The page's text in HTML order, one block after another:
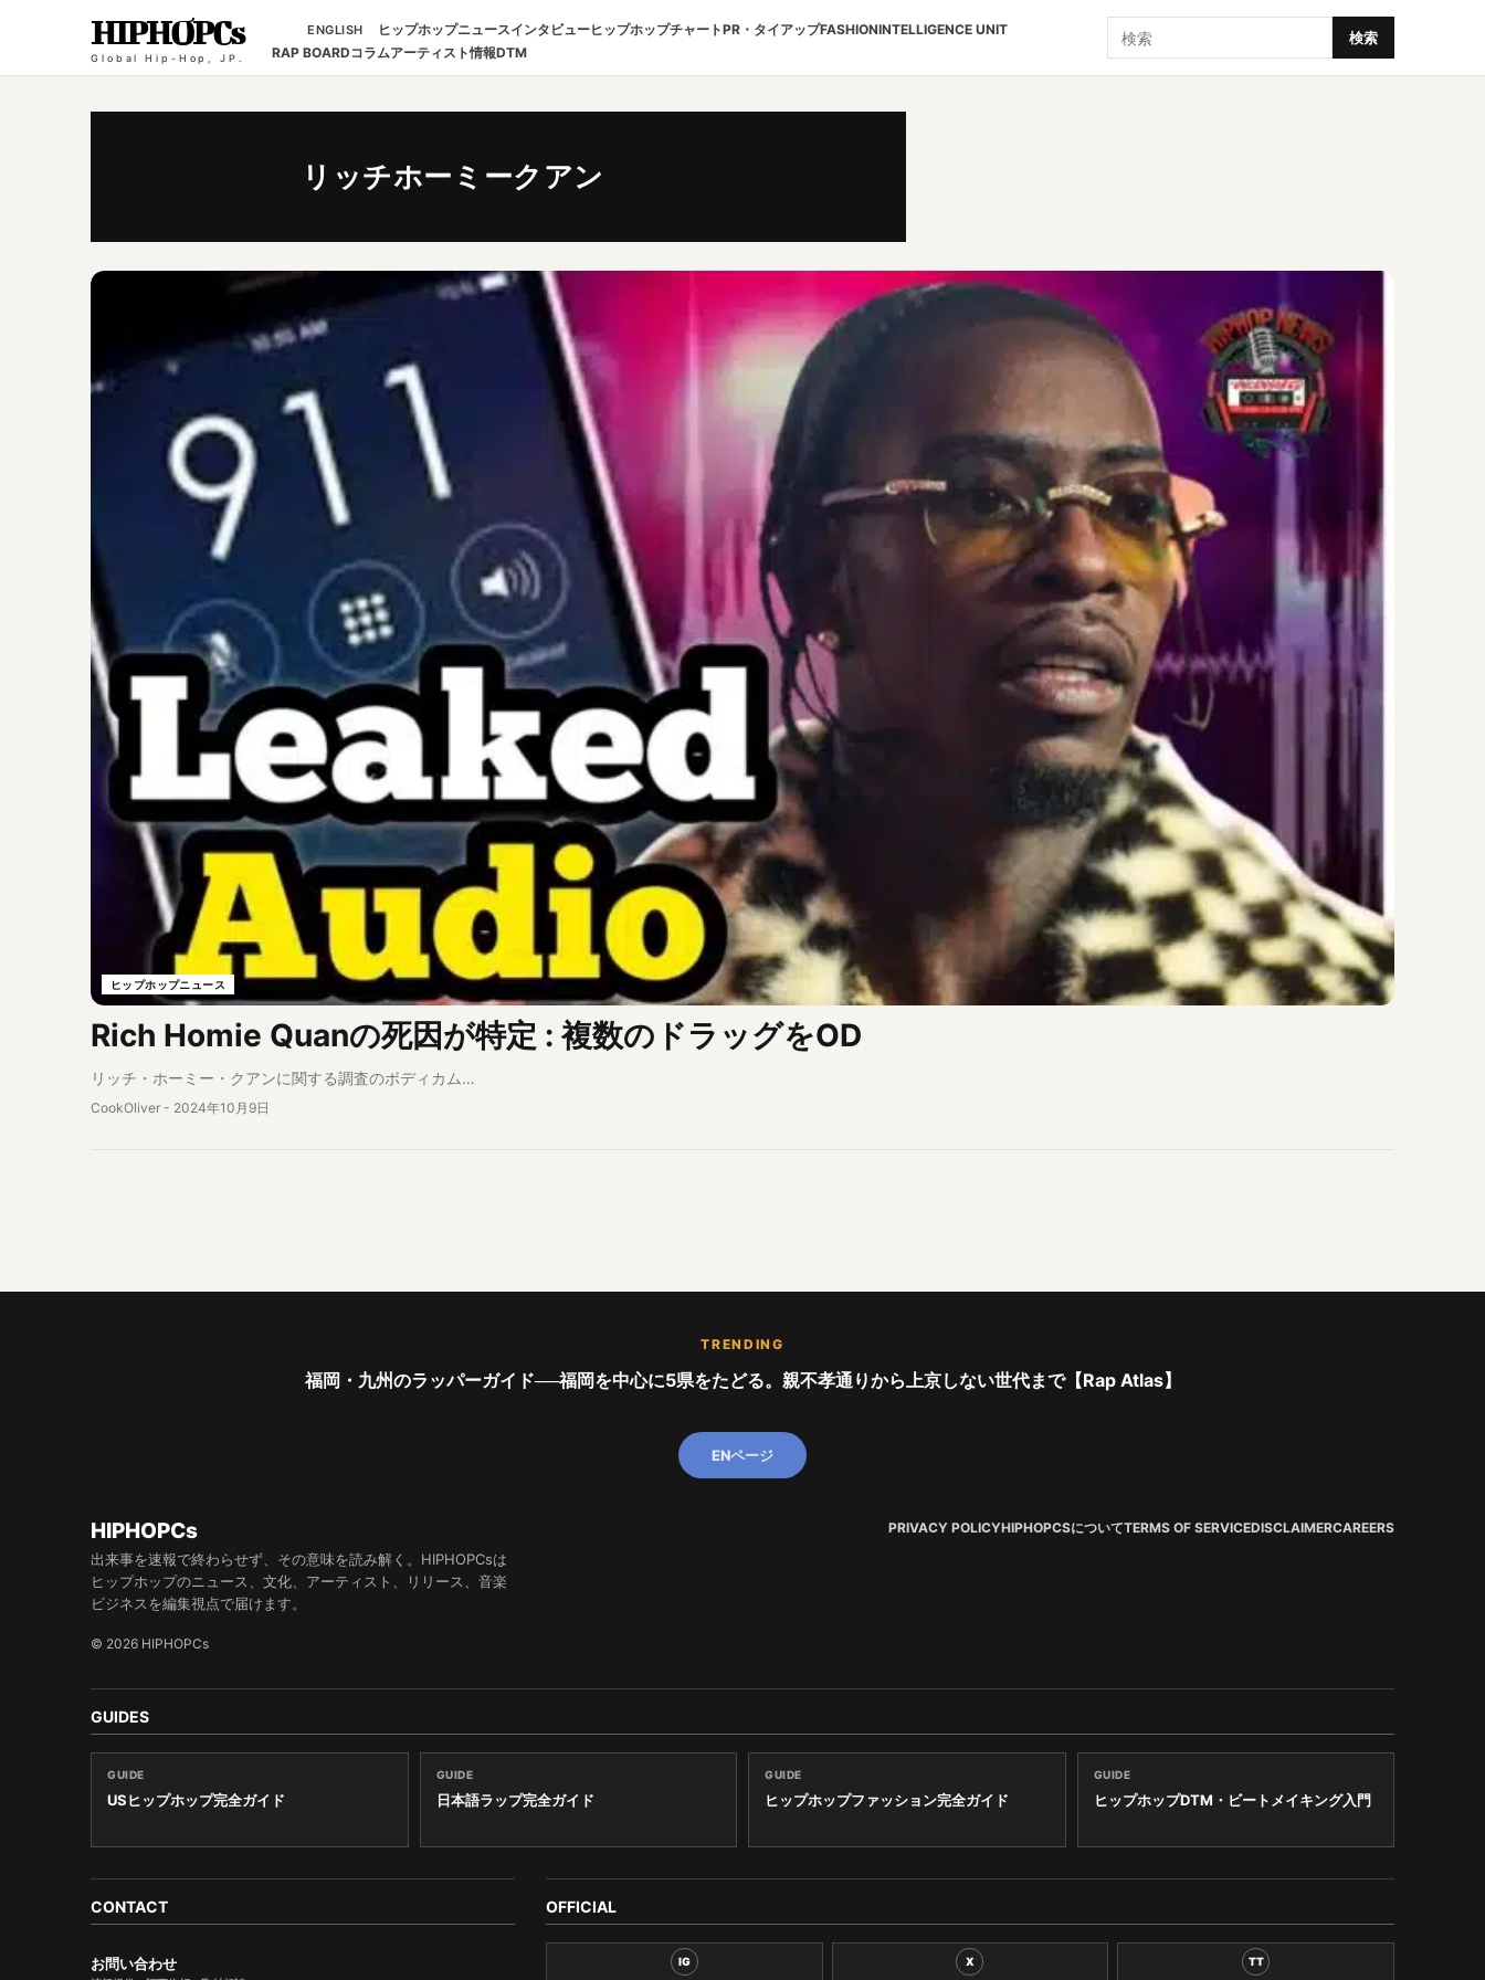
HIPHOPCs
Global Hip-Hop, JP.
ENGLISH ヒップホップニュースインタビューヒップホップチャートPR・タイアップFASHIONINTELLIGENCE UNIT
RAP BOARDコラムアーティスト情報DTM
検索 検索
リッチホーミークアン
ヒップホップニュース
Rich Homie Quanの死因が特定 : 複数のドラッグをOD
リッチ・ホーミー・クアンに関する調査のボディカム…
CookOliver - 2024年10月9日
TRENDING
福岡・九州のラッパーガイド──福岡を中心に5県をたどる。親不孝通りから上京しない世代まで【Rap Atlas】
ENページ
HIPHOPCs
出来事を速報で終わらせず、その意味を読み解く。HIPHOPCsは
ヒップホップのニュース、文化、アーティスト、リリース、音楽
ビジネスを編集視点で届けます。
© 2026 HIPHOPCs
PRIVACY POLICYHIPHOPCSについてTERMS OF SERVICEDISCLAIMERCAREERS
GUIDES
GUIDE
USヒップホップ完全ガイド
GUIDE
日本語ラップ完全ガイド
GUIDE
ヒップホップファッション完全ガイド
GUIDE
ヒップホップDTM・ビートメイキング入門
CONTACT
お問い合わせ
OFFICIAL
IG X TT